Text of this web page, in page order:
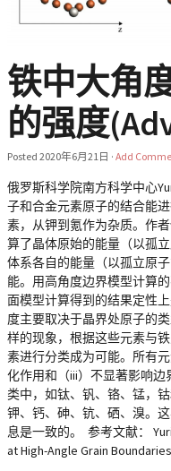
铁中大角
的强度
Posted 2020年6月21日 · Add
俄罗斯科学院南方科学中心
子和合金元素原子的结合能
素，从钾到氪作为杂质。作
算了晶体原始的能量（以孤
体系各自的能量（以孤立原
能。用高角度边界模型计算
面模型计算得到的结果定性
度主要取决于晶界处原子的
样的现象，根据这些元素与
素进行分类成为可能。所有
化作用和（iii）不显著影响
类中，如钛、钒、铬、锰，
钾、钙、砷、钪、硒、溴。
息是一致的。 参考文献：
at High-Angle Grain